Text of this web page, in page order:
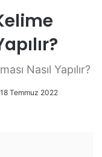
Nasıl Yapılır?
Temmuz 2022